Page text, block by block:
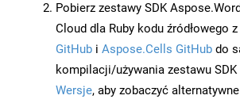
Pobierz zestawy SDK
Cloud dla Ruby kodu źródłowego z
GitHub i Aspose.Cells GitHub do
kompilacji/używania zestawu SDK
Wersje, aby zobaczyć